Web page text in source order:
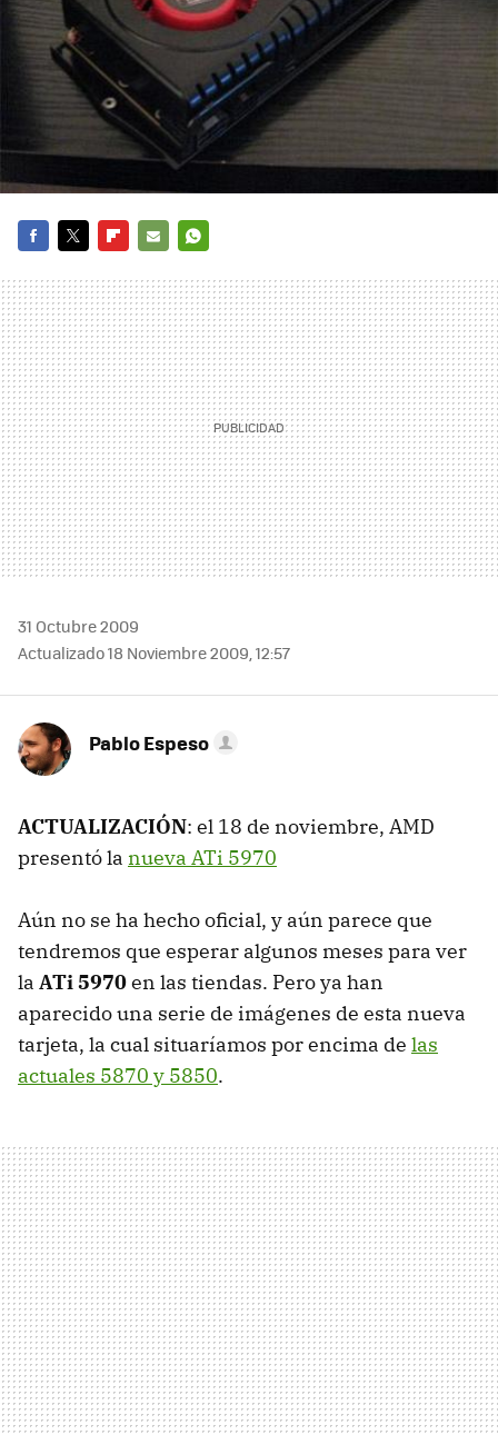
MAIL
31 Octubre 2009
Actualizado 18 Noviembre 2009, 12:57
Pablo Espeso
ACTUALIZACIÓN: el 18 de noviembre, AMD
presentó la nueva ATi 5970
Aún no se ha hecho oficial, y aún parece que
tendremos que esperar algunos meses para ver
la ATi 5970en las tiendas. Pero ya han
aparecido una serie de imágenes de esta nueva
tarjeta, la cual situaríamos por encima de las
actuales 5870 y 5850.